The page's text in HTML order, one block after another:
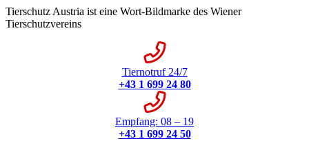
Tierschutz Austria ist eine Wort-Bildmarke des Wiener
Tierschutzvereins
Tiernotruf 24/7
+43 1 699 24 80
Empfang: 08 – 19
+43 1 699 24 50